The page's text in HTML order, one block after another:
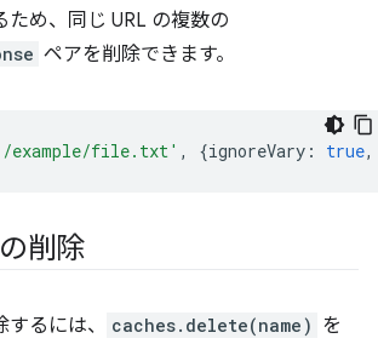
ため、同じ URL の複数の
ペアを削除できます。
example/file.txt' , {ignoreVary : true,
削除
るには、 caches.delete(name) を